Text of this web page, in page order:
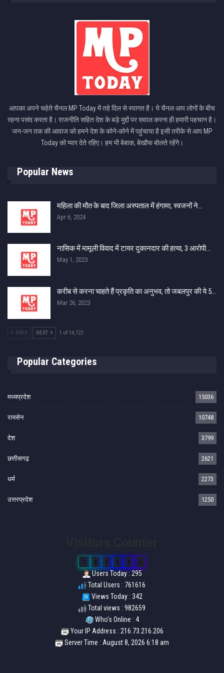
आपका अपने चहेते चैनल MP Today में तहे दिल से स्वागत है। ये चैनल आप लोगों के बीच
रहना पसंद करता है। राजनीति सहित देश के बड़े मुद्दों पर सवाल करना ही हमारी पहचान है।
जन-जन तक की आवाज को हमने देश के कोने-कोने में पहुंचाया है इसी तरीके से आप MP
Today को प्यार देते रहिए। हम भी बेबाक, बेखौफ बोलते रहेंगे।
Popular News
महिला की मौत के बाद जिला अस्पताल में हंगामा, स्‍वजनों ने…
Apr 6, 2024
नासिक में मामूली विवाद में टायर दुकानदार की हत्या, 3 आरोपी…
May 1, 2023
करीब से करना चाहते हैं प्रकृति का अनुभव, तो जबलपुर की ये 5…
Mar 26, 2023
PREV NEXT 1 of 14,722
Popular Categories
मध्यप्रदेश 15036
रायसेन 10748
देश 3799
छत्तीसगढ़ 2621
धर्म 2273
उत्तरप्रदेश 1250
7 6 1 6 1 6
Users Today : 295
Total Users : 761616
Views Today : 342
Total views : 982659
Who's Online : 4
Your IP Address : 216.73.216.206
Server Time : August 8, 2026 6:18 am